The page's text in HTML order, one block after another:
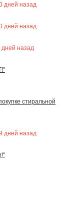
дней назад
дней назад
дней назад
стиральной
дней назад